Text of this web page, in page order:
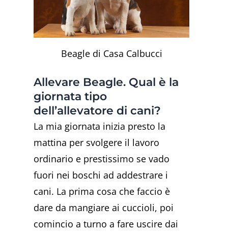
Beagle di Casa Calbucci
Allevare Beagle. Qual è la
giornata tipo
dell’allevatore di cani?
La mia giornata inizia presto la
mattina per svolgere il lavoro
ordinario e prestissimo se vado
fuori nei boschi ad addestrare i
cani. La prima cosa che faccio è
dare da mangiare ai cuccioli, poi
comincio a turno a fare uscire dai